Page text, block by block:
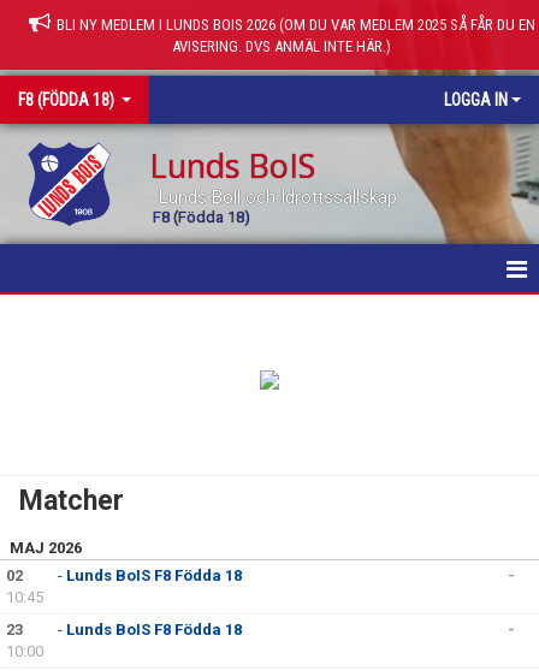
BLI NY MEDLEM I LUNDS BOIS 2026 (OM DU VAR MEDLEM 2025 SÅ FÅR DU EN
AVISERING. DVS ANMÄL INTE HÄR.)
F8 (FÖDDA 18) LOGGA IN
Lunds BoIS
Lunds Boll och Idrottssällskap
F8 (Födda 18)
BILDGALLERI
DOKUMENT
Matcher
MAJ 2026
02
10:45
- Lunds BoIS F8 Födda 18 -
23
10:00
- Lunds BoIS F8 Födda 18 -